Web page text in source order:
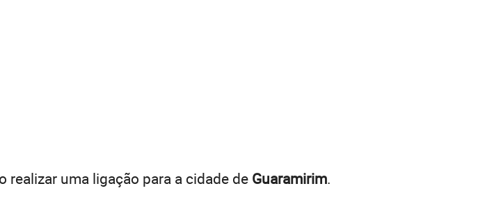
uma ligação para a cidade de Guaramirim.